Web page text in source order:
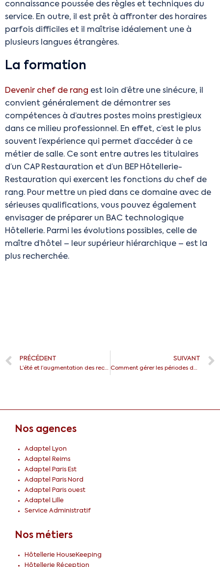
connaissance poussée des règles et techniques du
service. En outre, il est prêt à affronter des horaires
parfois difficiles et il maîtrise idéalement une à
plusieurs langues étrangères.
La formation
Devenir chef de rang est loin d’être une sinécure, il
convient généralement de démontrer ses
compétences à d’autres postes moins prestigieux
dans ce milieu professionnel. En effet, c’est le plus
souvent l’expérience qui permet d’accéder à ce
métier de salle. Ce sont entre autres les titulaires
d’un CAP Restauration et d’un BEP Hôtellerie-
Restauration qui exercent les fonctions du chef de
rang. Pour mettre un pied dans ce domaine avec de
sérieuses qualifications, vous pouvez également
envisager de préparer un BAC technologique
Hôtellerie. Parmi les évolutions possibles, celle de
maître d’hôtel – leur supérieur hiérarchique – est la
plus recherchée.
PRÉCÉDENT
L’été et l’augmentation des recherches d’embauche en contrat d’extra
SUIVANT
Comment gérer les périodes de chômage sur un CV ?
Nos agences
Adaptel Lyon
Adaptel Reims
Adaptel Paris Est
Adaptel Paris Nord
Adaptel Paris ouest
Adaptel Lille
Service Administratif
Nos métiers
Hôtellerie HouseKeeping
Hôtellerie Réception